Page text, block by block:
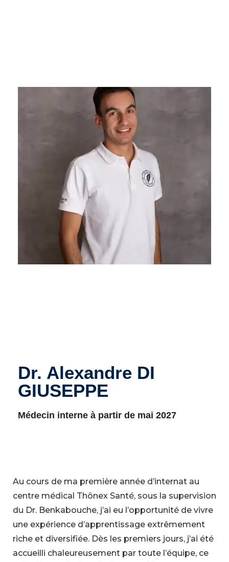
Dr. Alexandre DI
GIUSEPPE
Médecin interne à partir de mai 2027
Au cours de ma première année d’internat au
centre médical Thônex Santé, sous la supervision
du Dr. Benkabouche, j’ai eu l’opportunité de vivre
une expérience d’apprentissage extrêmement
riche et diversifiée. Dès les premiers jours, j’ai été
accueilli chaleureusement par toute l’équipe, ce